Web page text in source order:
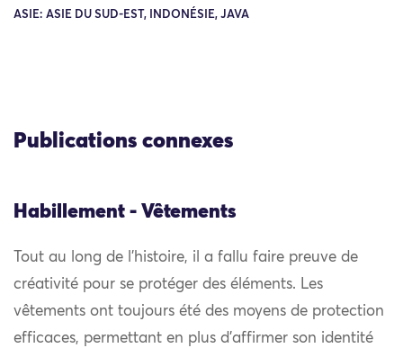
ASIE: ASIE DU SUD-EST, INDONÉSIE, JAVA
Publications connexes
Habillement - Vêtements
Tout au long de l’histoire, il a fallu faire preuve de
créativité pour se protéger des éléments. Les
vêtements ont toujours été des moyens de protection
efficaces, permettant en plus d’affirmer son identité